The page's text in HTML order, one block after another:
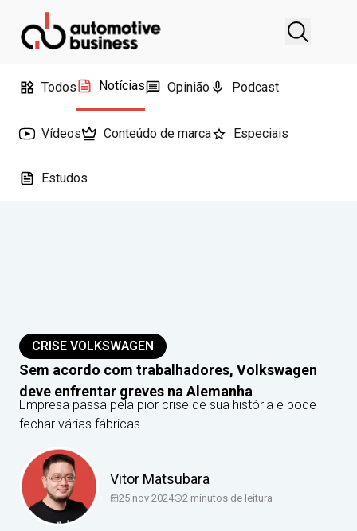
Todos Notícias Opinião Podcast
Vídeos Conteúdo de marca Especiais
Estudos
CRISE VOLKSWAGEN
Sem acordo com trabalhadores, Volkswagen
deve enfrentar greves na Alemanha
Empresa passa pela pior crise de sua história e pode
fechar várias fábricas
Vitor Matsubara
25 nov 2024 2 minutos de leitura